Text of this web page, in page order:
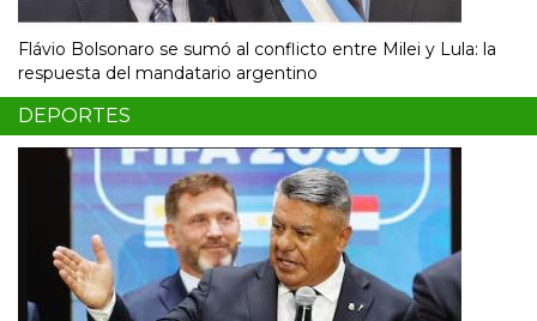
Flávio Bolsonaro se sumó al conflicto entre Milei y Lula: la
respuesta del mandatario argentino
DEPORTES